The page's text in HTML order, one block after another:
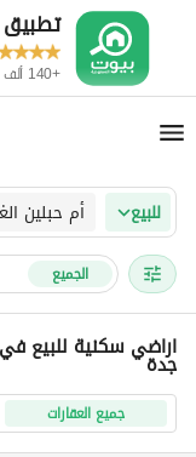
+140 ألف تنزيل للتطبيق
للبيع أم حبلين
الجميع
اراضي سكنية للبيع
جدة
جميع العقارات